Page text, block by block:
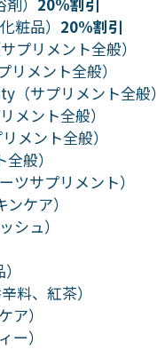
粧品） 20%割引
プリメント全般）
メント全般）
サプリメント全般）
メント全般）
メント全般）
般）
ツサプリメント）
ケア）
シュ）
料、紅茶）
ア）
ー）